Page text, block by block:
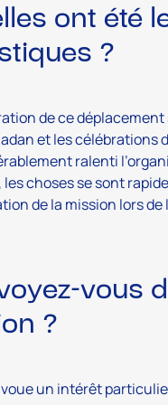
ont été
?
de ce
et les célébrations
ralenti
les choses se sont
de la mission lors
vous
?
voue un intérêt